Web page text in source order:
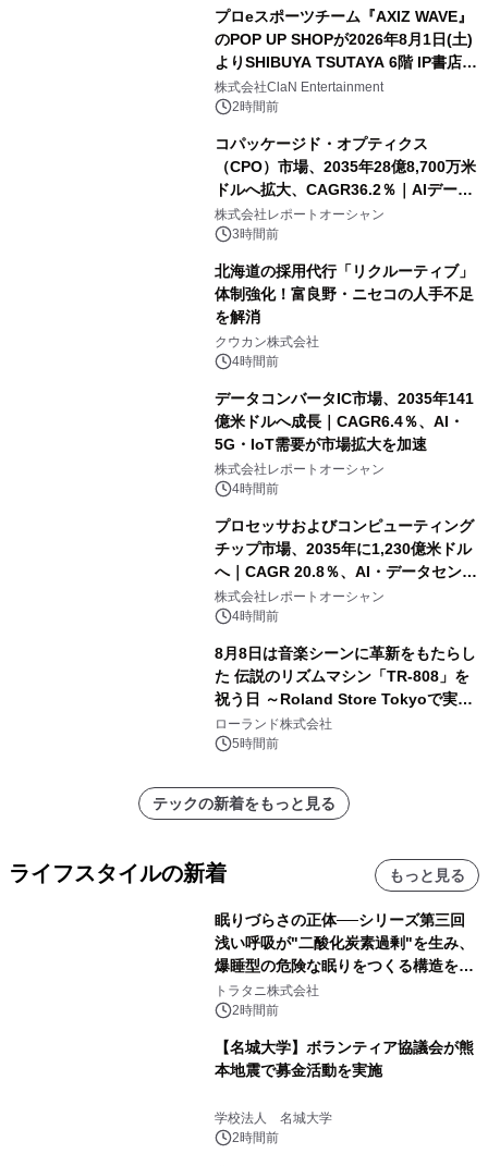
プロeスポーツチーム『AXIZ WAVE』
のPOP UP SHOPが2026年8月1日(土)
よりSHIBUYA TSUTAYA 6階 IP書店で
開催決定！！
株式会社ClaN Entertainment
2時間前
コパッケージド・オプティクス
（CPO）市場、2035年28億8,700万米
ドルへ拡大、CAGR36.2％｜AIデータ
センター・高速光通信需要が成長を加
速
株式会社レポートオーシャン
3時間前
北海道の採用代行「リクルーティブ」
体制強化！富良野・ニセコの人手不足
を解消
クウカン株式会社
4時間前
データコンバータIC市場、2035年141
億米ドルへ成長｜CAGR6.4％、AI・
5G・IoT需要が市場拡大を加速
株式会社レポートオーシャン
4時間前
プロセッサおよびコンピューティング
チップ市場、2035年に1,230億米ドル
へ｜CAGR 20.8％、AI・データセンタ
ー需要が成長を牽引
株式会社レポートオーシャン
4時間前
8月8日は音楽シーンに革新をもたらし
た 伝説のリズムマシン「TR-808」を
祝う日 ～Roland Store Tokyoで実機
を展示しての 記念キャンペーンを開
催 英国ラジオ「NTS」の 特別プログ
アーティストを フィーチャーしたアニ
メーションを公開～
ローランド株式会社
5時間前
テックの新着をもっと見る
ライフスタイルの新着 もっと見る
眠りづらさの正体──シリーズ第三回
浅い呼吸が"二酸化炭素過剰"を生み、
爆睡型の危険な眠りをつくる構造を解
説
トラタニ株式会社
2時間前
【名城大学】ボランティア協議会が熊
本地震で募金活動を実施
学校法人 名城大学
2時間前